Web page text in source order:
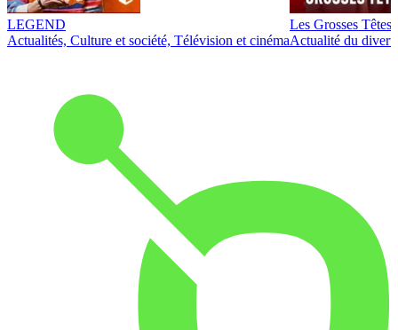
LEGEND
Actualités, Culture et société, Télévision et cinéma
Les Grosses Têtes
Actualité du